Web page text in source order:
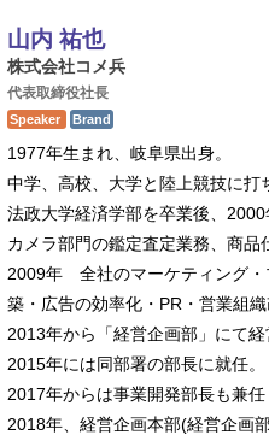
山内 祐也
株式会社コメ兵
代表取締役社長
Speaker Brand
1977年生まれ、岐阜県出身。
中学、高校、大学と陸上競技に打
法政大学経済学部を卒業後、2000
カメラ部門の鑑定査定業務、商品
2009年 全社のマーケティング・
築・広告の効率化・PR・営業組織
2013年から「経営企画部」にて
2015年には同部署の部長に就任。
2017年からは事業開発部長も兼
2018年、経営企画本部(経営企画